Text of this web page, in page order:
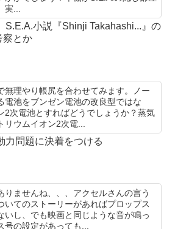
...
S.E.A.小説『Shinji Takahashi...』の
察とか
無理やり帳尻を合わせてみます。ノー
電池をブンゼン電池の改良型ではな
2次電池とすればどうでしょうか？蒸気
ウムイオン2次電...
力問題に決着をつける
りませんね、、、アクセルさんの言う
いてのストーリーがあればプロップス
いし、でも映画と同じような音が鳴っ
の設定があっても...